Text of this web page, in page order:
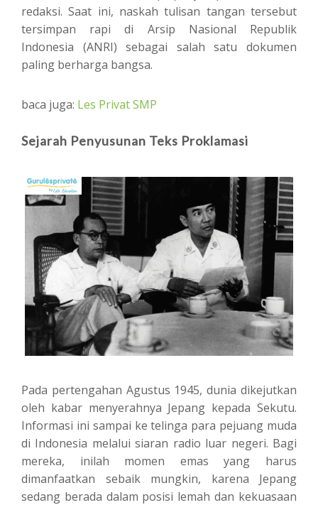
redaksi. Saat ini, naskah tulisan tangan tersebut
tersimpan rapi di Arsip Nasional Republik
Indonesia (ANRI) sebagai salah satu dokumen
paling berharga bangsa.
baca juga: Les Privat SMP
Sejarah Penyusunan Teks Proklamasi
Pada pertengahan Agustus 1945, dunia dikejutkan
oleh kabar menyerahnya Jepang kepada Sekutu.
Informasi ini sampai ke telinga para pejuang muda
di Indonesia melalui siaran radio luar negeri. Bagi
mereka, inilah momen emas yang harus
dimanfaatkan sebaik mungkin, karena Jepang
sedang berada dalam posisi lemah dan kekuasaan